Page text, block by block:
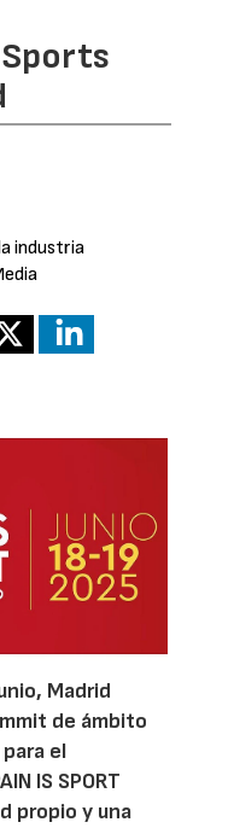
industria
Madrid
de ámbito
el
IS SPORT
propio y una